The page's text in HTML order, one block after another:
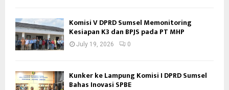
Komisi V DPRD Sumsel Memonitoring
Kesiapan K3 dan BPJS pada PT MHP
July 19, 2026 0
Kunker ke Lampung Komisi I DPRD Sumsel
Bahas Inovasi SPBE